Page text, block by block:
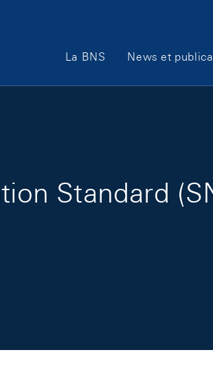
Main Navigation
La BNS News et
Standard